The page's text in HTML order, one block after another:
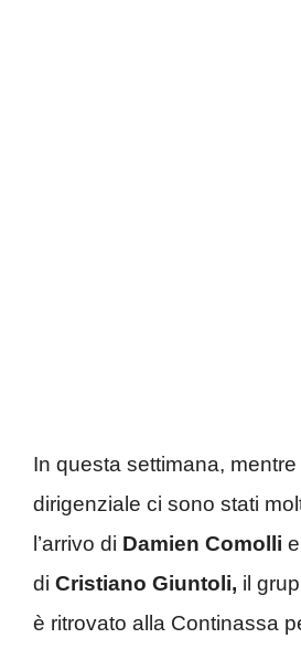
In questa settimana, mentre
dirigenziale ci sono stati
l’arrivo di Damien Comolli
di Cristiano Giuntoli, il
è ritrovato alla Continassa